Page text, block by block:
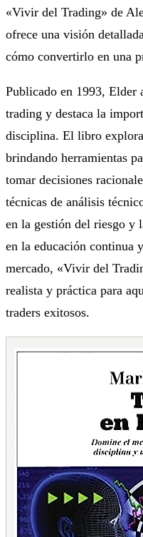
«Vivir del Trading» de
ofrece una visión
cómo convertirlo en una
Publicado en 1993, Elder
trading y destaca la
disciplina. El libro
brindando herramientas
tomar decisiones
técnicas de análisis
en la gestión del riesgo y
en la educación continua
mercado, «Vivir del
realista y práctica para
traders exitosos.